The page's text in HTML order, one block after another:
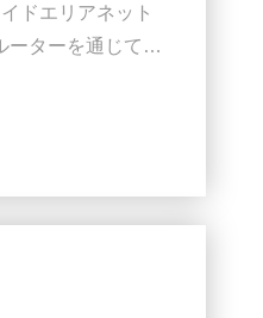
ドエリアネット
ーターを通じてサ
ヤスイッチは大